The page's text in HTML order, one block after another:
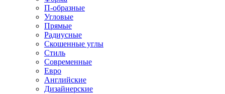
П-образные
Угловые
Прямые
Радиусные
Скошенные углы
Стиль
Современные
Евро
Английские
Дизайнерские